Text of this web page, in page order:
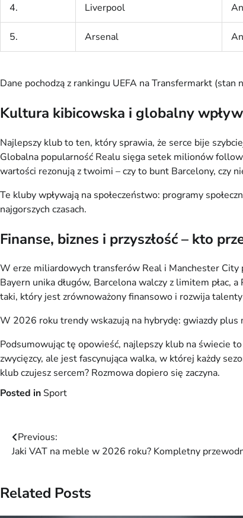
4. Liverpool
5. Arsenal
Dane pochodzą z rankingu UEFA na Transfermarkt
Kultura kibicowska i globalny
Najlepszy klub to ten, który sprawia, że serce bije
Globalna popularność Realu sięga setek milionów
wartości rezonują z twoimi – czy to bunt Barcelony, czy
Te kluby wpływają na społeczeństwo: programy
najgorszych czasach.
Finanse, biznes i przyszłość – kto
W erze miliardowych transferów Real i Manchester City
Bayern unika długów, Barcelona walczy z limitem
taki, który jest zrównoważony finansowo i rozwija
W 2026 roku trendy wskazują na hybrydę: gwiazdy plus
Podsumowując tę opowieść, najlepszy klub na świecie
zwycięzcy, ale jest fascynująca walka, w której każdy
klub czujesz sercem? Rozmowa dopiero się zaczyna.
Posted in Sport
Nawigacja
Previous:
Jaki VAT na meble w 2026 roku? Kompletny
Related Posts